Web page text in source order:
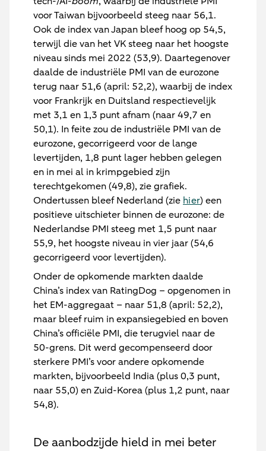
voor Taiwan bijvoorbeeld steeg naar 56,1.
Ook de index van Japan bleef hoog op 54,5,
terwijl die van het VK steeg naar het hoogste
niveau sinds mei 2022 (53,9). Daartegenover
daalde de industriële PMI van de eurozone
terug naar 51,6 (april: 52,2), waarbij de index
voor Frankrijk en Duitsland respectievelijk
met 3,1 en 1,3 punt afnam (naar 49,7 en
50,1). In feite zou de industriële PMI van de
eurozone, gecorrigeerd voor de lange
levertijden, 1,8 punt lager hebben gelegen
en in mei al in krimpgebied zijn
terechtgekomen (49,8), zie grafiek.
Ondertussen bleef Nederland (zie hier) een
positieve uitschieter binnen de eurozone: de
Nederlandse PMI steeg met 1,5 punt naar
55,9, het hoogste niveau in vier jaar (54,6
gecorrigeerd voor levertijden).
Onder de opkomende markten daalde
China’s index van RatingDog – opgenomen in
het EM-aggregaat – naar 51,8 (april: 52,2),
maar bleef ruim in expansiegebied en boven
China’s officiële PMI, die terugviel naar de
50-grens. Dit werd gecompenseerd door
sterkere PMI’s voor andere opkomende
markten, bijvoorbeeld India (plus 0,3 punt,
naar 55,0) en Zuid-Korea (plus 1,2 punt, naar
54,8).
De aanbodzijde hield in mei beter